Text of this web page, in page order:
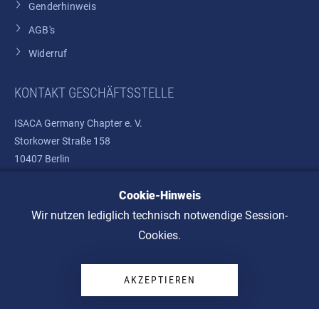
Genderhinweis
AGB's
Widerruf
KONTAKT GESCHÄFTSSTELLE
ISACA Germany Chapter e. V.
Storkower Straße 158
10407 Berlin
Telefon: +49 30 37580810
E-Mail:info@isaca.de
Cookie-Hinweis
Wir nutzen lediglich technisch notwendige Session-
Cookies.
AKZEPTIEREN